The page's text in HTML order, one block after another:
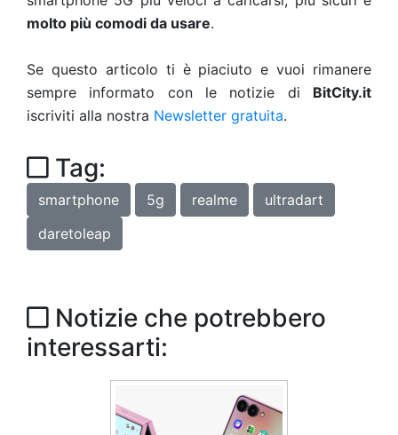
molto più comodi da usare.
Se questo articolo ti è piaciuto e vuoi rimanere
sempre informato con le notizie di BitCity.it
iscriviti alla nostra Newsletter gratuita.
Tag:
smartphone 5g realme
ultradart
daretoleap
Notizie che potrebbero
interessarti: